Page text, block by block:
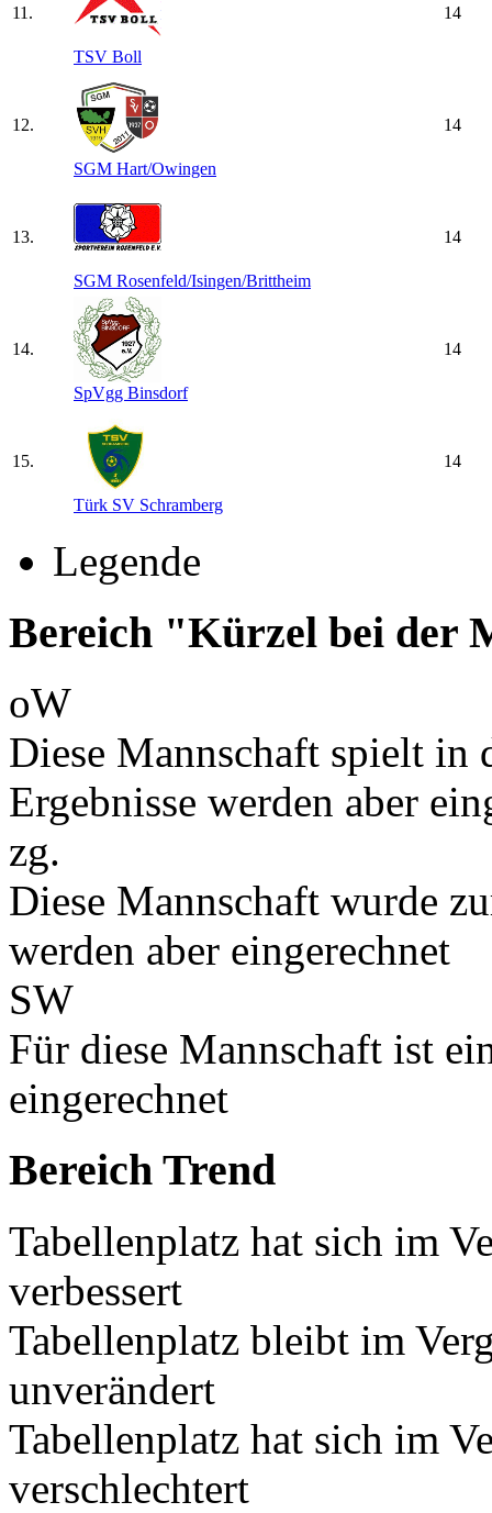
11.
TSV Boll
14
12.
SGM Hart/​Owingen
14
13.
SGM Rosenfeld/​Isingen/​Brittheim
14
14.
SpVgg Binsdorf
14
15.
Türk SV Schramberg
14
Legende
Bereich "Kürzel bei der
oW
Diese Mannschaft spielt in
Ergebnisse werden aber
zg.
Diese Mannschaft wurde
werden aber eingerechnet
SW
Für diese Mannschaft ist
eingerechnet
Bereich Trend
Tabellenplatz hat sich im
verbessert
Tabellenplatz bleibt im
unverändert
Tabellenplatz hat sich im
verschlechtert